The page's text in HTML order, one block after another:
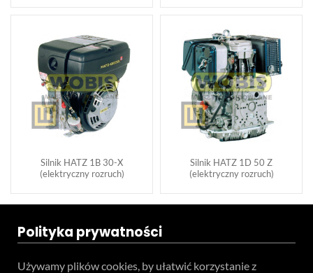
Silnik HATZ 1B 30-X
(elektryczny rozruch)
Silnik HATZ 1D 50 Z
(elektryczny rozruch)
Polityka prywatności
Używamy plików cookies, by ułatwić korzystanie z